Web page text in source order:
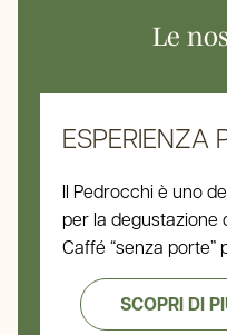
Le
ESPERIENZA
Il Pedrocchi è uno
per la degustazione
Caffé “senza porte”
SCOPRI DI